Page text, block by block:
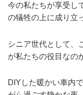
今の私たちが享受し
の犠牲の上に成り立
シニア世代として、
が私たちの役目なの
DIYした暖かい車内